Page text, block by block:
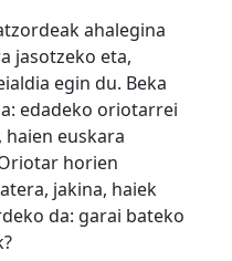
ahalegina
jasotzeko eta,
egin du. Beka
edadeko oriotarrei
euskara
horien
jakina, haiek
da: garai bateko